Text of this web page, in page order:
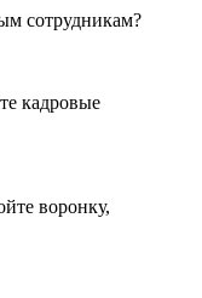
сотрудникам?
кадровые
воронку,